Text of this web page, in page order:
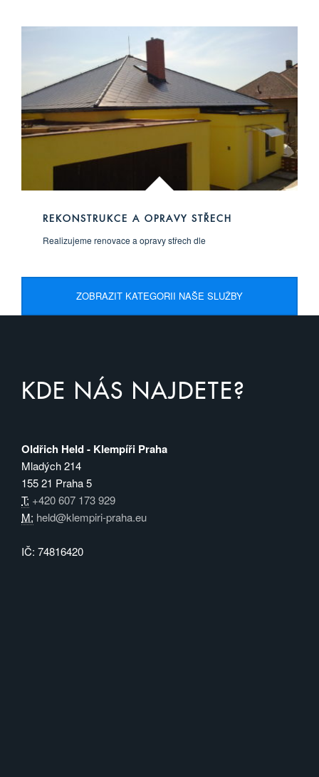
REKONSTRUKCE A OPRAVY STŘECH
Realizujeme renovace a opravy střech dle
ZOBRAZIT KATEGORII NAŠE SLUŽBY
KDE NÁS NAJDETE?
Oldřich Held - Klempíři Praha
Mladých 214
155 21 Praha 5
T: +420 607 173 929
M: held@klempiri-praha.eu
IČ: 74816420